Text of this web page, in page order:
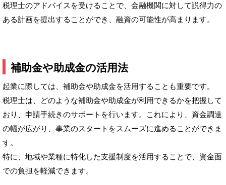
税理士のアドバイスを受けることで、金融機関に対して説得力の
ある計画を提出することができ、融資の可能性が高まります。
補助金や助成金の活用法
起業に際しては、補助金や助成金を活用することも重要です。
税理士は、どのような補助金や助成金が利用できるかを把握して
おり、申請手続きのサポートを行います。これにより、資金調達
の幅が広がり、事業のスタートをスムーズに進めることができま
す。
特に、地域や業種に特化した支援制度を活用することで、資金面
での負担を軽減できます。